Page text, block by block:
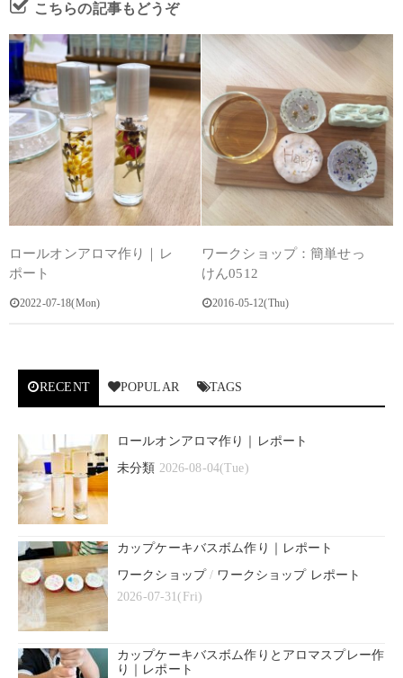
こちらの記事もどうぞ
ロールオンアロマ作り｜レ
ポート
2022-07-18(Mon)
ワークショップ：簡単せっ
けん0512
2016-05-12(Thu)
RECENT POPULAR TAGS
ロールオンアロマ作り｜レポート
未分類 2026-08-04(Tue)
カップケーキバスボム作り｜レポート
ワークショップ/ ワークショップ レポート
2026-07-31(Fri)
カップケーキバスボム作りとアロマスプレー作
り｜レポート